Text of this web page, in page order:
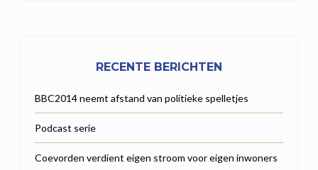
RECENTE BERICHTEN
BBC2014 neemt afstand van politieke spelletjes
Podcast serie
Coevorden verdient eigen stroom voor eigen inwoners